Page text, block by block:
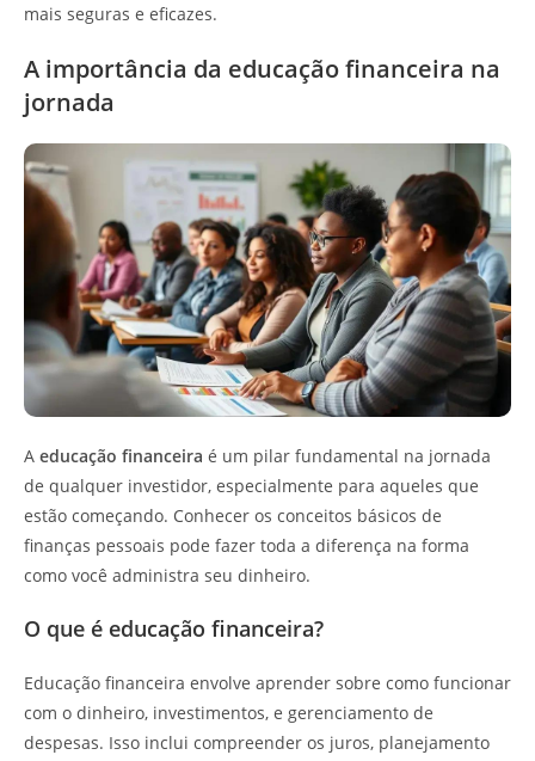
mais seguras e eficazes.
A importância da educação financeira na
jornada
A educação financeira é um pilar fundamental na jornada
de qualquer investidor, especialmente para aqueles que
estão começando. Conhecer os conceitos básicos de
finanças pessoais pode fazer toda a diferença na forma
como você administra seu dinheiro.
O que é educação financeira?
Educação financeira envolve aprender sobre como funcionar
com o dinheiro, investimentos, e gerenciamento de
despesas. Isso inclui compreender os juros, planejamento